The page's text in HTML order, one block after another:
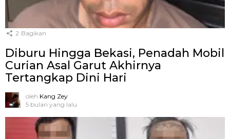
2 Bagikan
Diburu Hingga Bekasi, Penadah Mobil
Curian Asal Garut Akhirnya
Tertangkap Dini Hari
oleh Kang Zey
5 bulan yang lalu